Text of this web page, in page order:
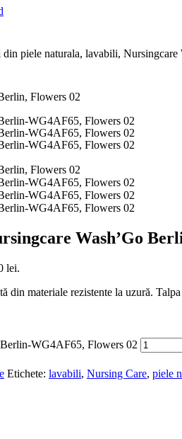
din piele naturala, lavabili,
Wash’Go
lei.
din materiale rezistente la uzură.
WG4AF65, Flowers 02
Etichete: lavabili, Nursing Care, piele